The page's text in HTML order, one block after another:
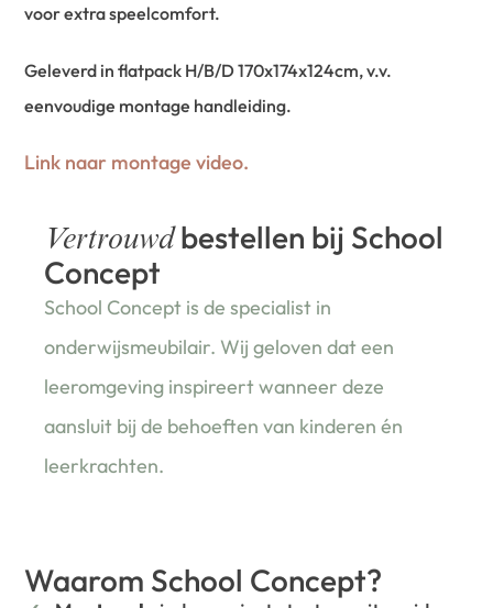
voor extra speelcomfort.
Geleverd in flatpack H/B/D 170x174x124cm, v.v.
eenvoudige montage handleiding.
Link naar montage video.
Vertrouwdbestellen bij School
Concept
School Concept is de specialist in
onderwijsmeubilair. Wij geloven dat een
leeromgeving inspireert wanneer deze
aansluit bij de behoeften van kinderen én
leerkrachten.
Waarom School Concept?